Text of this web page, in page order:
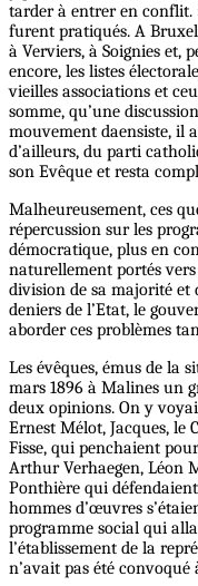
tarder à entrer en conflit.
furent pratiqués. A
à Verviers, à Soignies et,
encore, les listes
vieilles associations et
somme, qu’une
mouvement daensiste, il
d’ailleurs, du parti
son Evêque et resta
Malheureusement, ces
répercussion sur les
démocratique, plus en
naturellement portés
division de sa majorité et
deniers de l’Etat, le
aborder ces problèmes
Les évêques, émus de la
mars 1896 à Malines un
deux opinions. On y
Ernest Mélot, Jacques, le
Fisse, qui penchaient
Arthur Verhaegen, Léon
Ponthière qui
hommes d’œuvres
programme social qui
l’établissement de la
n’avait pas été